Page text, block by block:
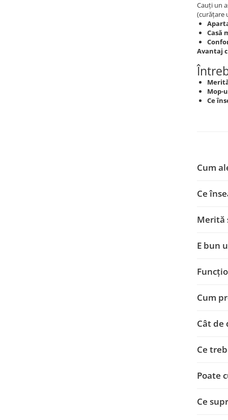
Cauți un
(curățare
Casă
Avantaj
Mop-
Ce
Cum
Ce
Merită
E bun
Cum
Cât
Ce
Poate
Ce